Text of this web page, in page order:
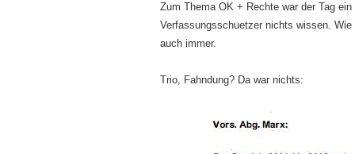
Zum Thema OK + Rechte war der Tag
Verfassungsschuetzer nichts wissen.
auch immer.
Trio, Fahndung? Da war nichts: